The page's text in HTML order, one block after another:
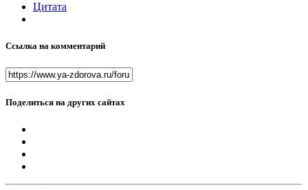
Цитата
Ссылка на комментарий
Поделиться на других сайтах